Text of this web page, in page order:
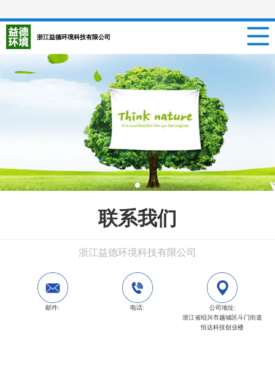
浙江益德环境科技有限公司
网站首页
新闻资讯
项目信息
招聘信息
案例中心
联系我们
联系我们
浙江益德环境科技有限公司
邮件: 电话:
公司地址:
浙江省绍兴市越城区斗门街道
恒达科技创业楼